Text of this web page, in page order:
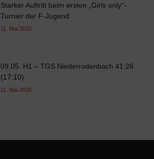
Starker Auftritt beim ersten „Girls only“-
Turnier der F-Jugend
11. Mai 2026
09.05. H1 – TGS Niederrodenbach 41:26
(17:10)
11. Mai 2026